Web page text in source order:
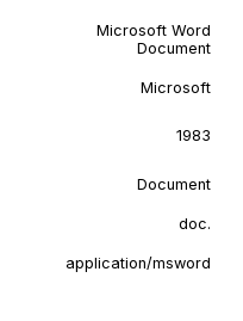
Microsoft Word
Document
Microsoft
1983
Document
.doc
application/msword